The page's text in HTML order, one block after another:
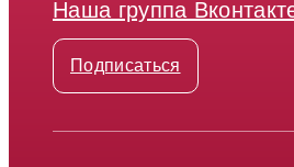
Наша группа
Подписаться